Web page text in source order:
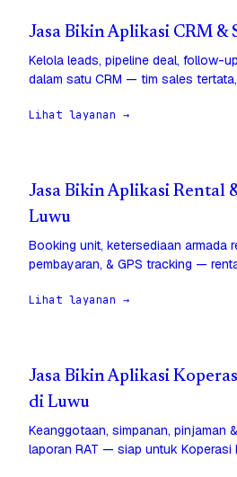
Jasa Bikin Aplikasi CRM &
Kelola leads, pipeline deal, follow-
dalam satu CRM — tim sales
Lihat layanan →
Jasa Bikin Aplikasi Rental
Luwu
Booking unit, ketersediaan armada
pembayaran, & GPS tracking —
Lihat layanan →
Jasa Bikin Aplikasi
di Luwu
Keanggotaan, simpanan, pinjaman
laporan RAT — siap untuk Koperasi